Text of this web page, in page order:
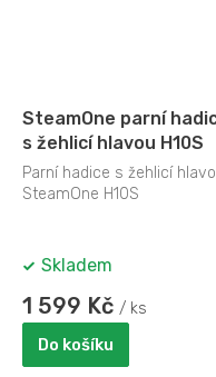
SteamOne parní
s žehlicí hlavou H10S
Parní hadice s žehlicí
SteamOne H10S
Skladem
1 599 Kč / ks
Do košíku